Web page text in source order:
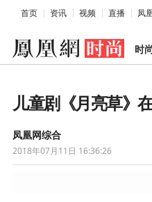
首页 资讯 视频 直播 凤
时
儿童剧《月亮草》
凤凰网综合
2018年07月11日 16:36:26